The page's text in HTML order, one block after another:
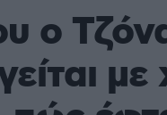
ο
με